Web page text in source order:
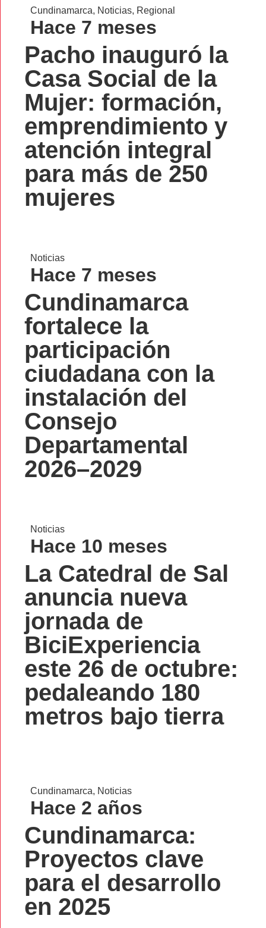
Cundinamarca, Noticias, Regional
Hace 7 meses
Pacho inauguró la
Casa Social de la
Mujer: formación,
emprendimiento y
atención integral
para más de 250
mujeres
Noticias
Hace 7 meses
Cundinamarca
fortalece la
participación
ciudadana con la
instalación del
Consejo
Departamental
2026–2029
Noticias
Hace 10 meses
La Catedral de Sal
anuncia nueva
jornada de
BiciExperiencia
este 26 de octubre:
pedaleando 180
metros bajo tierra
Cundinamarca, Noticias
Hace 2 años
Cundinamarca:
Proyectos clave
para el desarrollo
en 2025